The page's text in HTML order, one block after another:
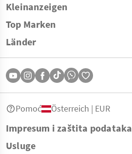
Kleinanzeigen
Top Marken
Länder
Impresum i zaštita podataka
Usluge
Pomoć Österreich | EUR